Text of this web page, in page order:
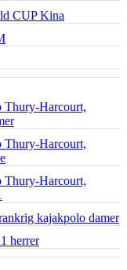
CUP Kina
Thury-Harcourt,
Thury-Harcourt,
Thury-Harcourt,
kajakpolo damer
herrer